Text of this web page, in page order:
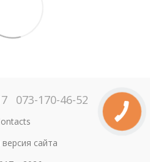
073-170-46-52
сайта